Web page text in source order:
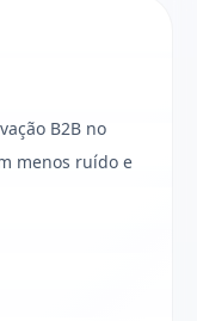
B2B no
menos ruído e